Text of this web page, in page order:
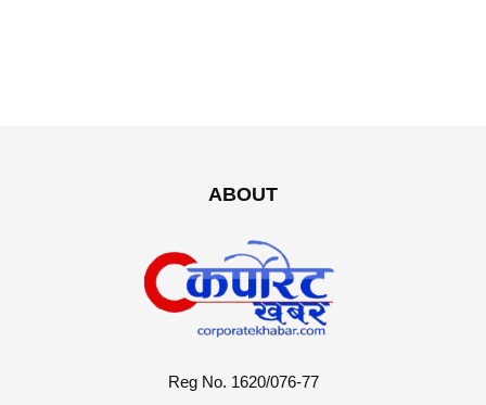
ABOUT
Reg No. 1620/076-77